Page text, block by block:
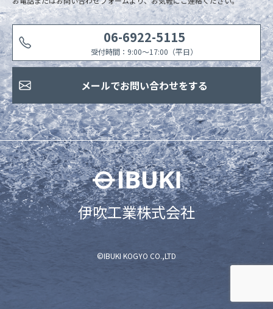
06-6922-5115
受付時間：9:00〜17:00（平日）
メールでお問い合わせをする
伊吹工業株式会社
©IBUKI KOGYO CO.,LTD